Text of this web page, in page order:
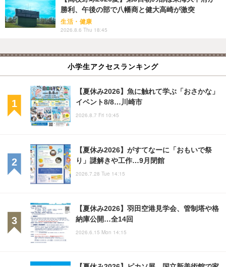
勝利、午後の部で八幡商と健大高崎が激突
生活・健康
2026.8.6 Thu 18:45
小学生アクセスランキング
【夏休み2026】魚に触れて学ぶ「おさかな」
イベント8/8…川崎市
2026.8.7 Fri 10:45
【夏休み2026】がすてなーに「おもいで祭
り」謎解きや工作…9月閉館
2026.7.28 Tue 14:15
【夏休み2026】羽田空港見学会、管制塔や格
納庫公開…全14回
2026.6.15 Mon 14:15